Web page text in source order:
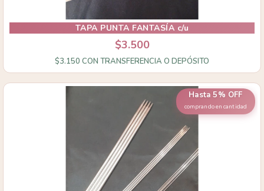
TAPA PUNTA FANTASÍA c/u
$3.500
$3.150 CON TRANSFERENCIA O DEPÓSITO
Hasta 5% OFF
comprando en cantidad